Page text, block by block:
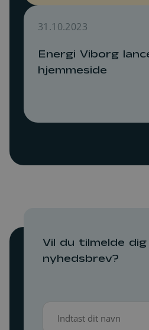
31.10.2023
Energi Viborg
hjemmeside
Vil du tilmelde
nyhedsbrev?
(Påkrævet)